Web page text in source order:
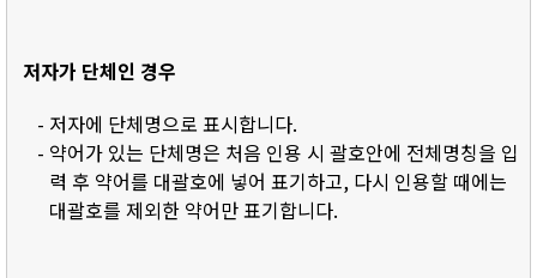
저자가 단체인 경우
- 저자에 단체명으로 표시합니다.
- 약어가 있는 단체명은 처음 인용 시 괄호안에 전체명칭을 입
력 후 약어를 대괄호에 넣어 표기하고, 다시 인용할 때에는
대괄호를 제외한 약어만 표기합니다.